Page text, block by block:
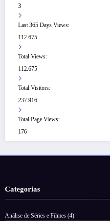
3
Last 365 Days Views:
112.675
Total Views:
112.675
Total Visitors:
237.916
Total Page Views:
176
Categorias
Análise de Séries e Filmes (4)